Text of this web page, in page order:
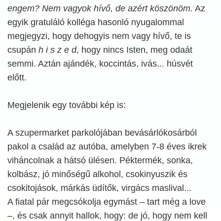
engem? Nem vagyok hívő, de azért köszönöm. Az
egyik gratuláló kolléga hasonló nyugalommal
megjegyzi, hogy dehogyis nem vagy hívő, te is
csupán h i s z e d, hogy nincs Isten, meg odaát
semmi. Aztán ajándék, koccintás, ivás... húsvét
előtt.
Megjelenik egy további kép is:
A szupermarket parkolójában bevásárlókosárból
pakol a család az autóba, amelyben 7-8 éves ikrek
viháncolnak a hátsó ülésen. Péktermék, sonka,
kolbász, jó minőségű alkohol, csokinyuszik és
csokitojások, márkás üdítők, virgács maslival...
A fiatal pár megcsókolja egymást – tart még a love
–, és csak annyit hallok, hogy: de jó, hogy nem kell